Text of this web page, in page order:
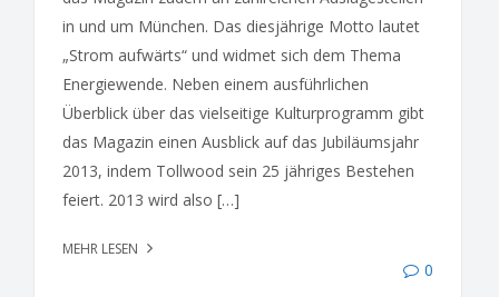
in und um München. Das diesjährige Motto lautet
„Strom aufwärts“ und widmet sich dem Thema
Energiewende. Neben einem ausführlichen
Überblick über das vielseitige Kulturprogramm gibt
das Magazin einen Ausblick auf das Jubiläumsjahr
2013, indem Tollwood sein 25 jähriges Bestehen
feiert. 2013 wird also […]
MEHR LESEN
0